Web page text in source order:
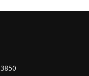
3850